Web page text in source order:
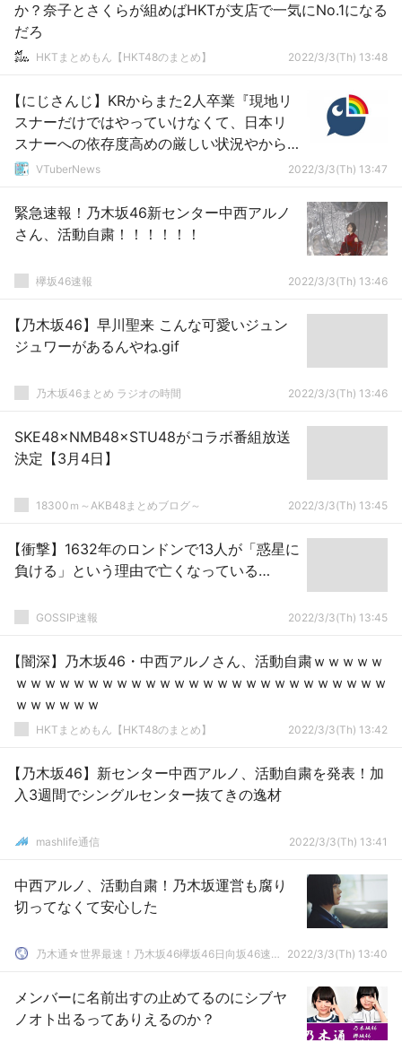
か？奈子とさくらが組めばHKTが支店で一気にNo.1になる
だろ
HKTまとめもん【HKT48のまとめ】 2022/3/3(Th) 13:48
【にじさんじ】KRからまた2人卒業『現地リ
スナーだけではやっていけなくて、日本リ
スナーへの依存度高めの厳しい状況やから
なぁ』VTuberNews 2022/3/3(Th) 13:47
緊急速報！乃木坂46新センター中西アルノ
さん、活動自粛！！！！！！
欅坂46速報 2022/3/3(Th) 13:46
【乃木坂46】早川聖来 こんな可愛いジュン
ジュワーがあるんやね.gif
乃木坂46まとめ ラジオの時間 2022/3/3(Th) 13:46
SKE48×NMB48×STU48がコラボ番組放送
決定【3月4日】
18300ｍ～AKB48まとめブログ～ 2022/3/3(Th) 13:45
【衝撃】1632年のロンドンで13人が「惑星に
負ける」という理由で亡くなっている…
GOSSIP速報 2022/3/3(Th) 13:45
【闇深】乃木坂46・中西アルノさん、活動自粛ｗｗｗｗｗ
ｗｗｗｗｗｗｗｗｗｗｗｗｗｗｗｗｗｗｗｗｗｗｗｗｗｗ
ｗｗｗｗｗｗ
HKTまとめもん【HKT48のまとめ】 2022/3/3(Th) 13:42
【乃木坂46】新センター中西アルノ、活動自粛を発表！加
入3週間でシングルセンター抜てきの逸材
mashlife通信 2022/3/3(Th) 13:41
中西アルノ、活動自粛！乃木坂運営も腐り
切ってなくて安心した
乃木通☆世界最速！乃木坂46欅坂46日向坂46速報まとめ 2022/3/3(Th) 13:40
メンバーに名前出すの止めてるのにシブヤ
ノオト出るってありえるのか？